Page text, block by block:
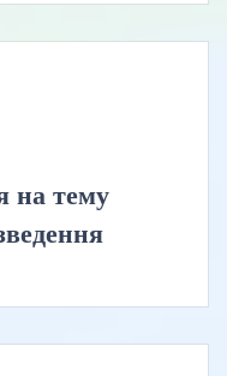
на тему